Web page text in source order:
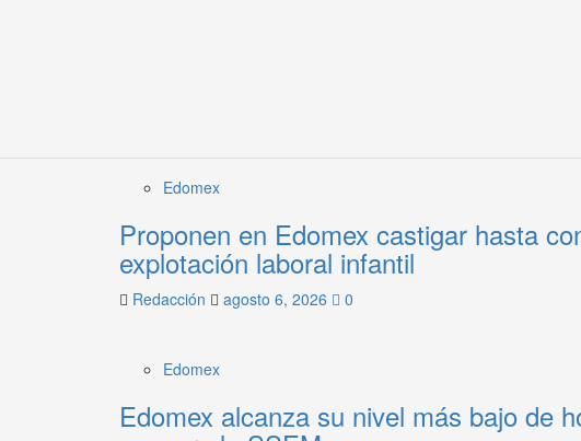
Edomex
Proponen en Edomex castigar hasta
explotación laboral infantil
Redacción agosto 6, 2026 0
Edomex
Edomex alcanza su nivel más bajo de